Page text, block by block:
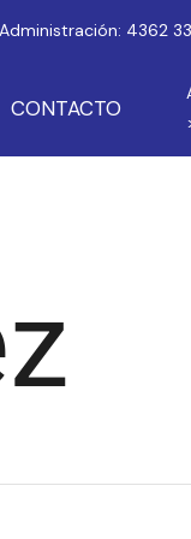
Administración: 4362
CONTACTO